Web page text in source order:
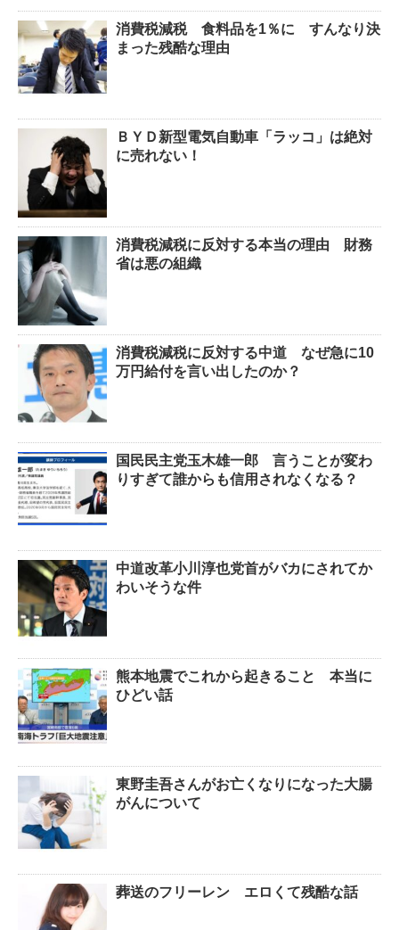
消費税減税 食料品を1％に すんなり決
まった残酷な理由
ＢＹＤ新型電気自動車「ラッコ」は絶対
に売れない！
消費税減税に反対する本当の理由 財務
省は悪の組織
消費税減税に反対する中道 なぜ急に10
万円給付を言い出したのか？
国民民主党玉木雄一郎 言うことが変わ
りすぎて誰からも信用されなくなる？
中道改革小川淳也党首がバカにされてか
わいそうな件
熊本地震でこれから起きること 本当に
ひどい話
東野圭吾さんがお亡くなりになった大腸
がんについて
葬送のフリーレン エロくて残酷な話